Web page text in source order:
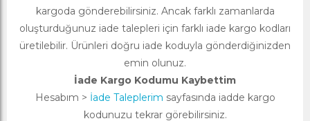
kargoda gönderebilirsiniz. Ancak farklı zamanlarda
oluşturduğunuz iade talepleri için farklı iade kargo kodları
üretilebilir. Ürünleri doğru iade koduyla gönderdiğinizden
emin olunuz.
İade Kargo Kodumu Kaybettim
Hesabım > İade Taleplerim sayfasında iadde kargo
kodunuzu tekrar görebilirsiniz.